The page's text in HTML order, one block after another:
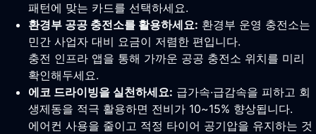
패턴에 맞는 카드를 선택하세요.
환경부 공공 충전소를 활용하세요: 환경부 운영 충전소는
민간 사업자 대비 요금이 저렴한 편입니다.
충전 인프라 앱을 통해 가까운 공공 충전소 위치를 미리
확인해두세요.
에코 드라이빙을 실천하세요: 급가속·급감속을 피하고 회
생제동을 적극 활용하면 전비가 10~15% 향상됩니다.
에어컨 사용을 줄이고 적정 타이어 공기압을 유지하는 것